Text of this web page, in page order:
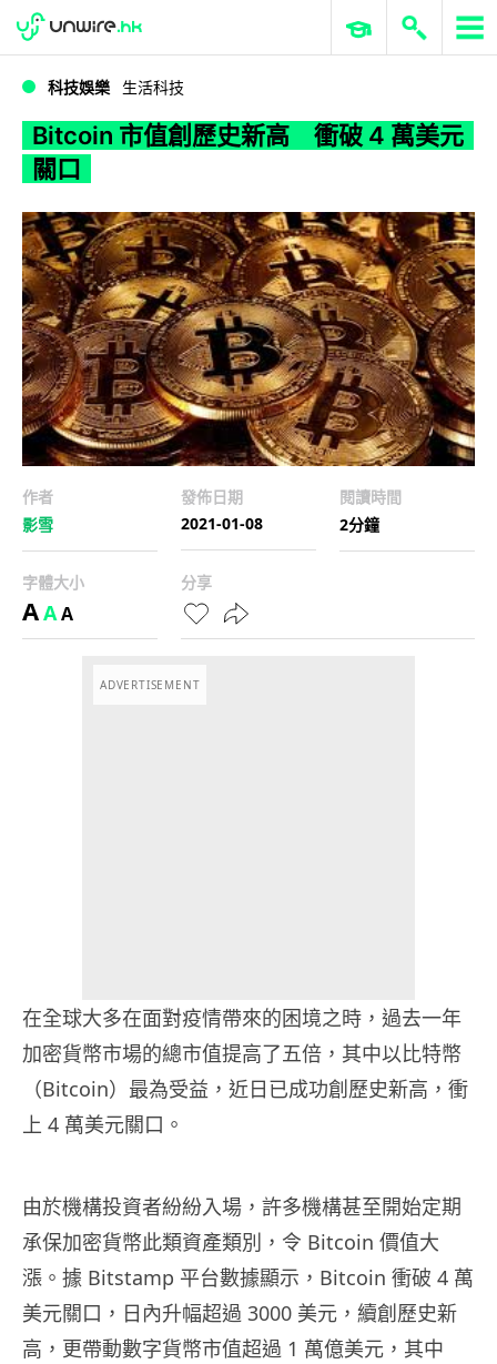
Bitcoin 市值創歷史新高 衝破 4 萬美元關口
WWDC 2026 ERP 與商業 AI
科技娛樂 生活科技
Bitcoin 市值創歷史新高 衝破 4 萬美元
關口
作者
影雪
發佈日期
2021-01-08
閱讀時間
2分鐘
字體大小
AAA
分享
ADVERTISEMENT
在全球大多在面對疫情帶來的困境之時，過去一年
加密貨幣市場的總市值提高了五倍，其中以比特幣
（Bitcoin）最為受益，近日已成功創歷史新高，衝
上 4 萬美元關口。
由於機構投資者紛紛入場，許多機構甚至開始定期
承保加密貨幣此類資產類別，令 Bitcoin 價值大
漲。據 Bitstamp 平台數據顯示，Bitcoin 衝破 4 萬
美元關口，日內升幅超過 3000 美元，續創歷史新
高，更帶動數字貨幣市值超過 1 萬億美元，其中